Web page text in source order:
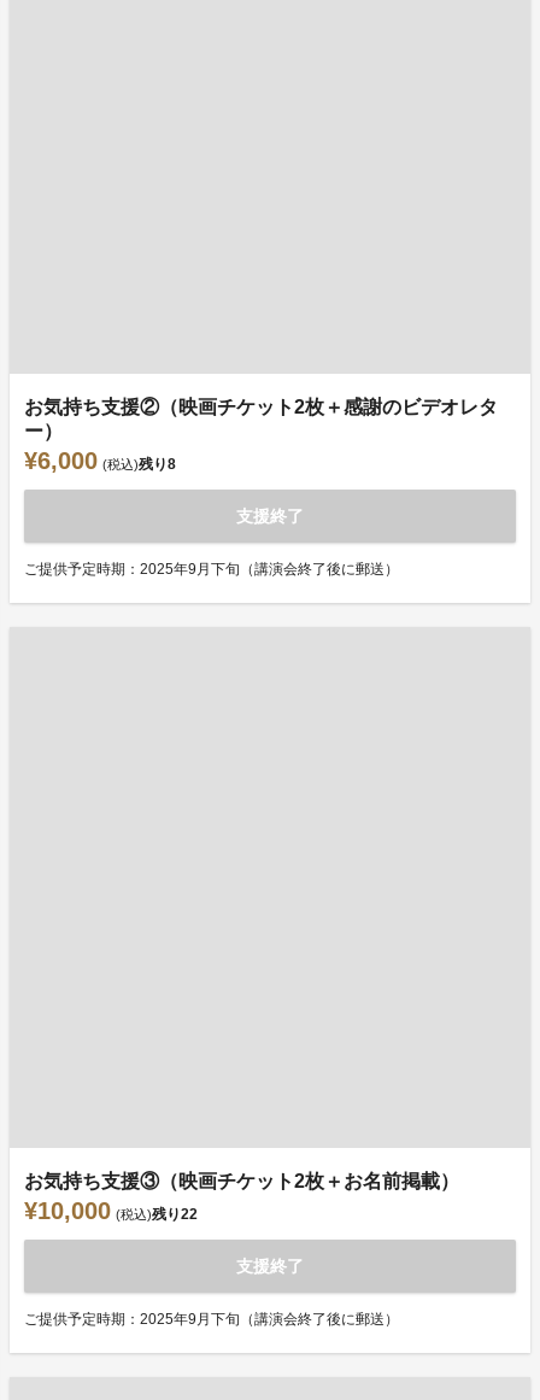
お気持ち支援②（映画チケット2枚＋感謝のビデオレタ
ー）
¥6,000 (税込)残り8
支援終了
ご提供予定時期：2025年9月下旬（講演会終了後に郵送）
お気持ち支援③（映画チケット2枚＋お名前掲載）
¥10,000 (税込)残り22
支援終了
ご提供予定時期：2025年9月下旬（講演会終了後に郵送）